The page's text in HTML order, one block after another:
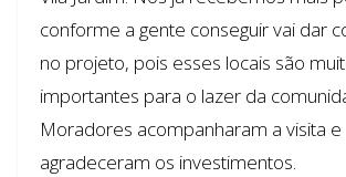
conforme a gente conseguir vai dar
no projeto, pois esses locais são
importantes para o lazer da
Moradores acompanharam a visita e
agradeceram os investimentos.